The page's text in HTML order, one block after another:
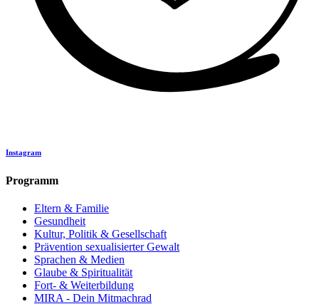
Instagram
Programm
Eltern & Familie
Gesundheit
Kultur, Politik & Gesellschaft
Prävention sexualisierter Gewalt
Sprachen & Medien
Glaube & Spiritualität
Fort- & Weiterbildung
MIRA - Dein Mitmachrad